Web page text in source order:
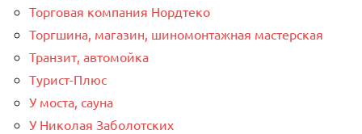
Торговая компания Нордтеко
Торгшина, магазин, шиномонтажная мастерская
Транзит, автомойка
Турист-Плюс
У моста, сауна
У Николая Заболотских